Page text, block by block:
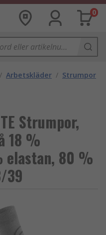
0
/ Arbetskläder / Strumpor
Strumpor,
18 %
elastan, 80 %
39